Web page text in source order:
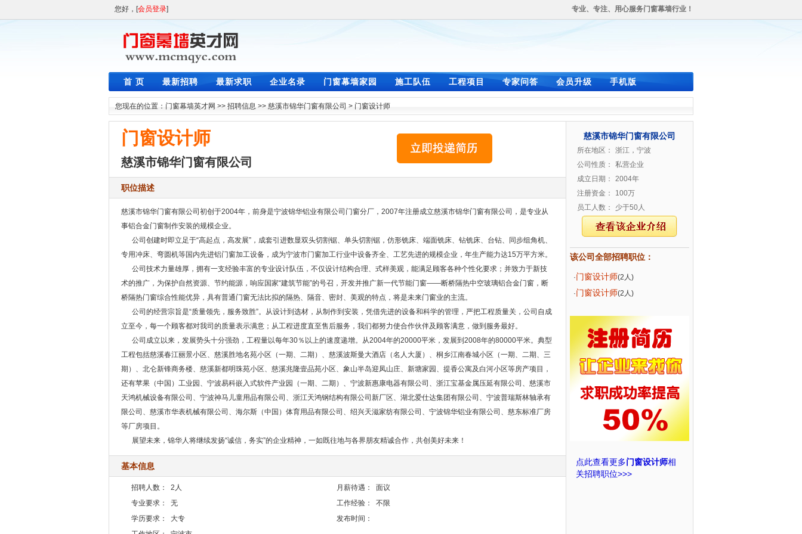
您好，[会员登录] 专业、专注、用心服务门窗幕墙行业！
首 页 最新招聘 最新求职 企业名录 门窗幕墙家园 施工队伍 工程项目 专家问答 会员升级 手机版
您现在的位置： 门窗幕墙英才网 >> 招聘信息 >> 慈溪市锦华门窗有限公司 > 门窗设计师
门窗设计师
慈溪市锦华门窗有限公司
职位描述
慈溪市锦华门窗有限公司初创于2004年，前身是宁波锦华铝业有限公司门窗分厂，2007年注册成立慈溪市锦华门窗有限公司，是专业从
事铝合金门窗制作安装的规模企业。
公司创建时即立足于“高起点，高发展”，成套引进数显双头切割锯、单头切割锯，仿形铣床、端面铣床、钻铣床、台钻、同步组角机、
专用冲床、弯圆机等国内先进铝门窗加工设备，成为宁波市门窗加工行业中设备齐全、工艺先进的规模企业，年生产能力达15万平方米。
公司技术力量雄厚，拥有一支经验丰富的专业设计队伍，不仅设计结构合理、式样美观，能满足顾客各种个性化要求；并致力于新技
术的推广，为保护自然资源、节约能源，响应国家“建筑节能”的号召，开发并推广新一代节能门窗——断桥隔热中空玻璃铝合金门窗，断
桥隔热门窗综合性能优异，具有普通门窗无法比拟的隔热、隔音、密封、美观的特点，将是未来门窗业的主流。
公司的经营宗旨是“质量领先，服务致胜”。从设计到选材，从制作到安装，凭借先进的设备和科学的管理，严把工程质量关，公司自成
立至今，每一个顾客都对我司的质量表示满意；从工程进度直至售后服务，我们都努力使合作伙伴及顾客满意，做到服务最好。
公司成立以来，发展势头十分强劲，工程量以每年30％以上的速度递增。从2004年的20000平米，发展到2008年的80000平米。典型
工程包括慈溪春江丽景小区、慈溪胜地名苑小区（一期、二期）、慈溪波斯曼大酒店（名人大厦）、桐乡江南春城小区（一期、二期、三
期）、北仑新锋商务楼、慈溪新都明珠苑小区、慈溪兆隆壹品苑小区、象山半岛迎凤山庄、新塘家园、提香公寓及白河小区等房产项目，
还有苹果（中国）工业园、宁波易科嵌入式软件产业园（一期、二期）、宁波新惠康电器有限公司、浙江宝基金属压延有限公司、慈溪市
天鸿机械设备有限公司、宁波神马儿童用品有限公司、浙江天鸿钢结构有限公司新厂区、湖北爱仕达集团有限公司、宁波普瑞斯林轴承有
限公司、慈溪市华表机械有限公司、海尔斯（中国）体育用品有限公司、绍兴天滋家纺有限公司、宁波锦华铝业有限公司、慈东标准厂房
等厂房项目。
展望未来，锦华人将继续发扬“诚信，务实”的企业精神，一如既往地与各界朋友精诚合作，共创美好未来！
基本信息
招聘人数： 2人 月薪待遇：
面议
专业要求：
无 工作经验：
不限
学历要求：
大专
发布时间：
慈溪市锦华门窗有限公司
所在地区：
浙江，宁波
公司性质：
私营企业
成立日期：
2004年
注册资金：
100万
员工人数：
少于50人
该公司全部招聘职位：
·门窗设计师(2人)
·门窗设计师(2人)
点此查看更多门窗设计师相
关招聘职位>>>